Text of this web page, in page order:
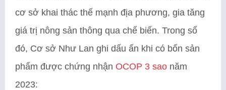
cơ sở khai thác thế mạnh địa phương, gia tăng
giá trị nông sản thông qua chế biến. Trong số
đó, Cơ sở Như Lan ghi dấu ấn khi có bốn sản
phẩm được chứng nhận OCOP 3 sao năm
2023: